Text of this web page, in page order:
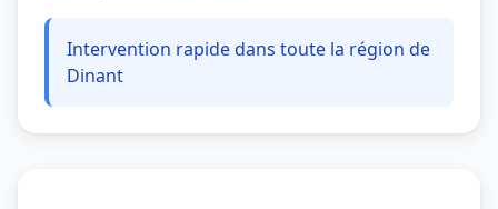
Intervention rapide dans toute la région de
Dinant